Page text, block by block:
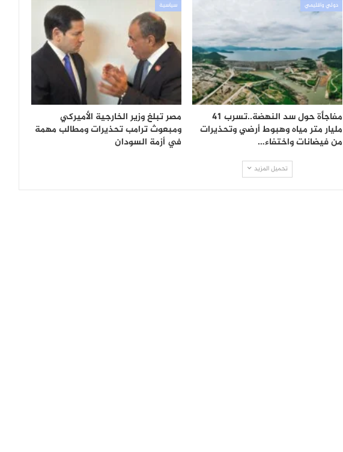
دولي واقليمي
مفاجأة حول سد النهضة..تسرب 41
مليار متر مياه وهبوط أرضي وتحذيرات
من فيضانات واختفاء…
سياسية
مصر تبلغ وزير الخارجية الأميركي
ومبعوث ترامب تحذيرات ومطالب مهمة
في أزمة السودان
تحميل المزيد